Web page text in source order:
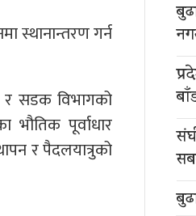
स्थानान्तरण गर्न
र सडक विभागको
पूर्वाधार
र पैदलयात्रुको